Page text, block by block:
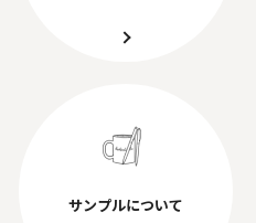
サンプルについて